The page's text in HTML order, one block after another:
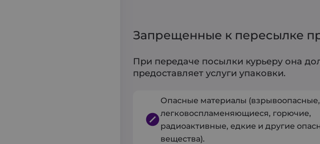
Запрещенные к пересылке
При передаче посылки курьеру она
предоставляет услуги упаковки.
Опасные материалы (взрывоопасные,
легковоспламеняющиеся, горючие,
радиоактивные, едкие и другие
вещества).